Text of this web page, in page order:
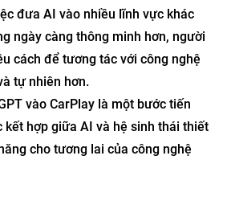
đưa AI vào nhiều lĩnh vực khác
ngày càng thông minh hơn, người
cách để tương tác với công nghệ
tự nhiên hơn.
vào CarPlay là một bước tiến
kết hợp giữa AI và hệ sinh thái thiết
cho tương lai của công nghệ